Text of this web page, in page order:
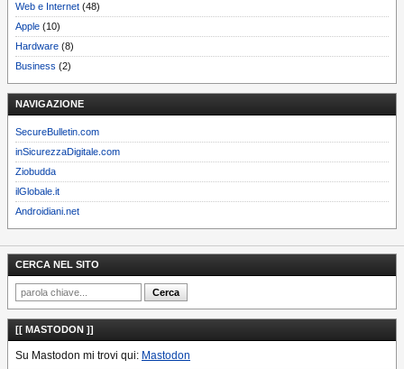
Web e Internet (48)
Apple (10)
Hardware (8)
Business (2)
NAVIGAZIONE
SecureBulletin.com
inSicurezzaDigitale.com
Ziobudda
ilGlobale.it
Androidiani.net
CERCA NEL SITO
[[ MASTODON ]]
Su Mastodon mi trovi qui: Mastodon